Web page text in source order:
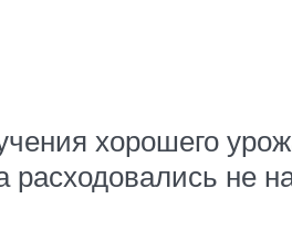
хорошего
не